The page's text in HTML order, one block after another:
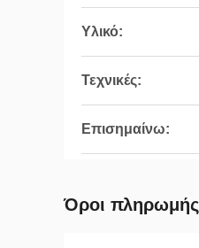
Υλικό:
Τεχνικές:
Επισημαίνω:
Όροι